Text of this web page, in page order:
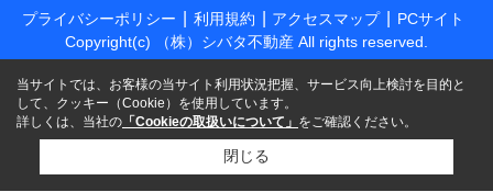
プライバシーポリシー 利用規約 アクセスマップ
PCサイト
Copyright(c) （株）シバタ不動産 All rights reserved.
当サイトでは、お客様の当サイト利用状況把握、サービス向上検討を目的と
して、クッキー（Cookie）を使用しています。
詳しくは、当社の 「Cookieの取扱いについて」 をご確認ください。
閉じる